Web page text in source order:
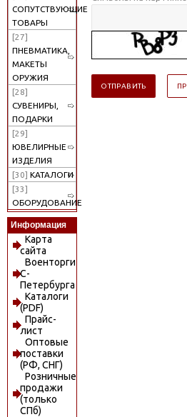
СОПУТСТВУЮЩИЕ
ТОВАРЫ
[27]
ПНЕВМАТИКА,
МАКЕТЫ
ОРУЖИЯ
[28]
СУВЕНИРЫ,
ПОДАРКИ
[29]
ЮВЕЛИРНЫЕ
ИЗДЕЛИЯ
[30] КАТАЛОГИ
[33]
ОБОРУДОВАНИЕ
Информация
Карта
сайта
Военторги
С-
Петербурга
Каталоги
(PDF)
Прайс-
лист
Оптовые
поставки
(РФ, СНГ)
Розничные
продажи
(только
СПб)